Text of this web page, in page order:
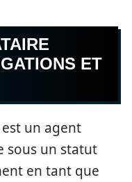
ET
un agent
sous un statut
en tant que